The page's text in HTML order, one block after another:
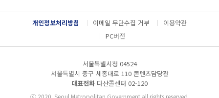
g
l
e
서
다
운
개인정보처리방침 이메일 무단수집 거부
이용약관
PC버전
서울특별시청 04524
서울특별시 중구 세종대로 110 콘텐츠담당관
대표전화 다산콜센터 02-120
ⓒ2020. Seoul Metropolitan Government all rights reserved.